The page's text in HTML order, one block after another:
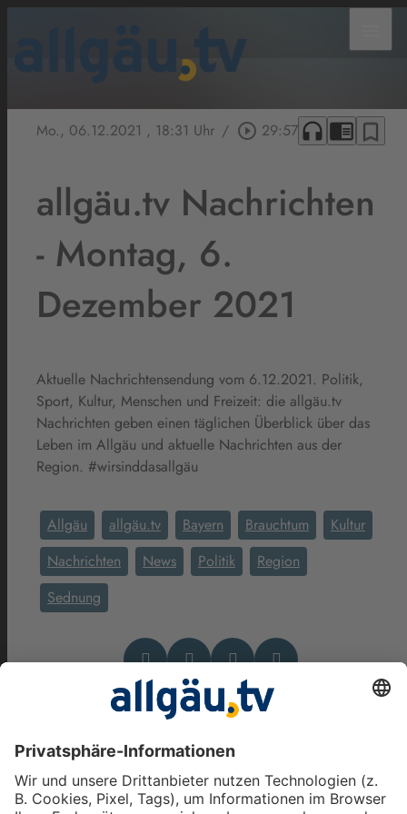
Mo., 06.12.2021 , 18:31 Uhr / play_circle_outline 29:57 headphones chrome_reader_mode bookmark_border
allgäu.tv Nachrichten
- Montag, 6.
Dezember 2021
Aktuelle Nachrichtensendung vom 6.12.2021. Politik,
Sport, Kultur, Menschen und Freizeit: die allgäu.tv
Nachrichten geben einen täglichen Überblick über das
Leben im Allgäu und aktuelle Nachrichten aus der
Region. #wirsinddasallgäu
Allgäu allgäu.tv Bayern Brauchtum
Kultur
Nachrichten
News Politik
Region
Sednung
Das könnte Dich auch
interessieren